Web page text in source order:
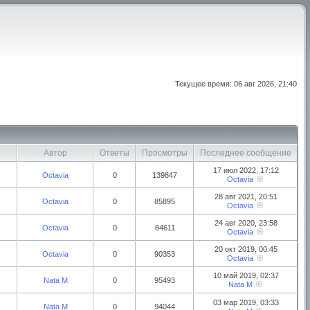
Текущее время: 06 авг 2026, 21:40
Автор Ответы Просмотры Последнее сообщение
Octavia 0 139847
17 июл 2022, 17:12
Octavia
Octavia 0 85895
28 авг 2021, 20:51
Octavia
Octavia 0 84611
24 авг 2020, 23:58
Octavia
Octavia 0 90353
20 окт 2019, 00:45
Octavia
Nata M 0 95493
10 май 2019, 02:37
Nata M
Nata M 0 94044
03 мар 2019, 03:33